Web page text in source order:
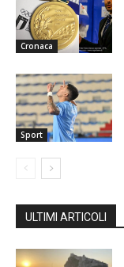
Cronaca
Sport
ULTIMI ARTICOLI